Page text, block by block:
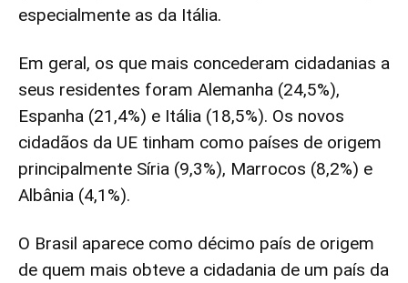
especialmente as da Itália.
Em geral, os que mais concederam cidadanias a
seus residentes foram Alemanha (24,5%),
Espanha (21,4%) e Itália (18,5%). Os novos
cidadãos da UE tinham como países de origem
principalmente Síria (9,3%), Marrocos (8,2%) e
Albânia (4,1%).
O Brasil aparece como décimo país de origem
de quem mais obteve a cidadania de um país da